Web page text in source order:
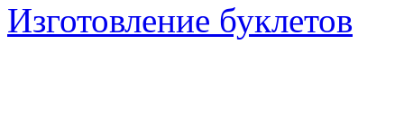
Изготовление буклетов